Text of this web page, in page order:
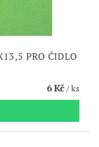
PRO ČIDLO
6 Kč/ ks